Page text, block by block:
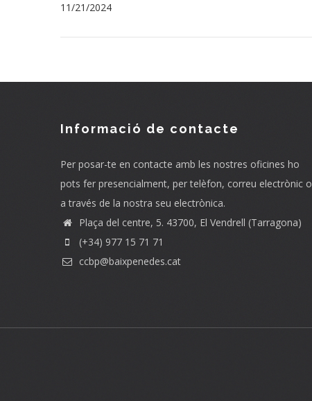
11/21/2024
Informació de contacte
Per posar-te en contacte amb les nostres oficines ho
pots fer presencialment, per telèfon, correu electrònic o
a través de la nostra seu electrònica.
Plaça del centre, 5. 43700, El Vendrell (Tarragona)
(+34) 977 15 71 71
ccbp@baixpenedes.cat